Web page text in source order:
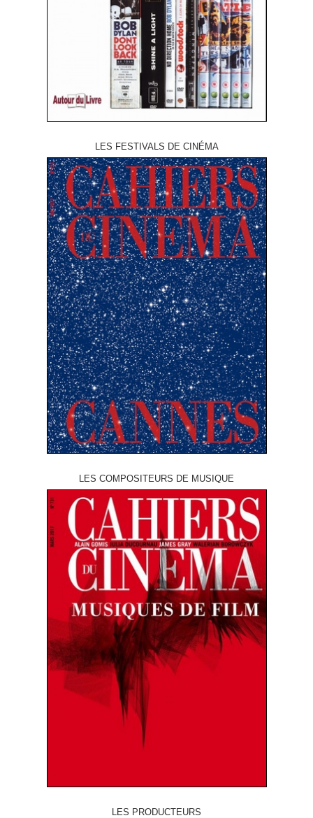
LES FESTIVALS DE CINÉMA
LES COMPOSITEURS DE MUSIQUE
LES PRODUCTEURS